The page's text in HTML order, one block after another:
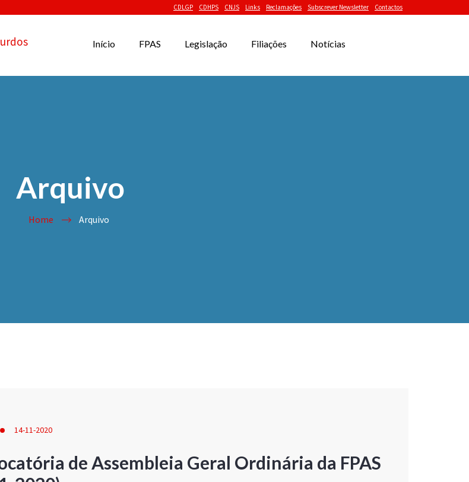
CDLGP CDHPS CNJS Links Reclamações Subscrever Newsletter Contactos
Início FPAS Legislação Filiações Notícias
Arquivo
Home Arquivo
14-11-2020
de Assembleia Geral Ordinária da FPAS